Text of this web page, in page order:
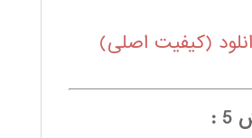
(کیفیت اصلی)
: